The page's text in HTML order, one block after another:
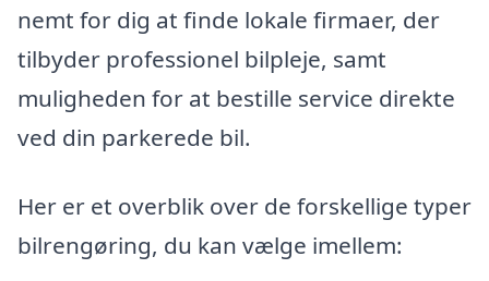
nemt for dig at finde lokale firmaer, der
tilbyder professionel bilpleje, samt
muligheden for at bestille service direkte
ved din parkerede bil.
Her er et overblik over de forskellige typer
bilrengøring, du kan vælge imellem: